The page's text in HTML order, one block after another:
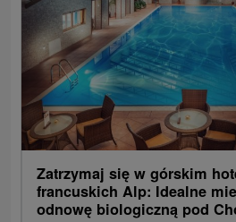
Zatrzymaj się w górskim
francuskich Alp: Idealne
odnowę biologiczną pod